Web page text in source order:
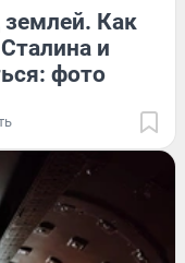
Как
и
фото